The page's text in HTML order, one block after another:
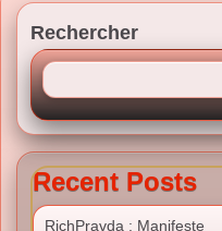
Rechercher
Recent Posts
RichPravda : Manifeste